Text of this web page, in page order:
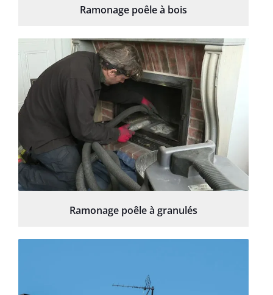
Ramonage poêle à bois
Ramonage poêle à granulés